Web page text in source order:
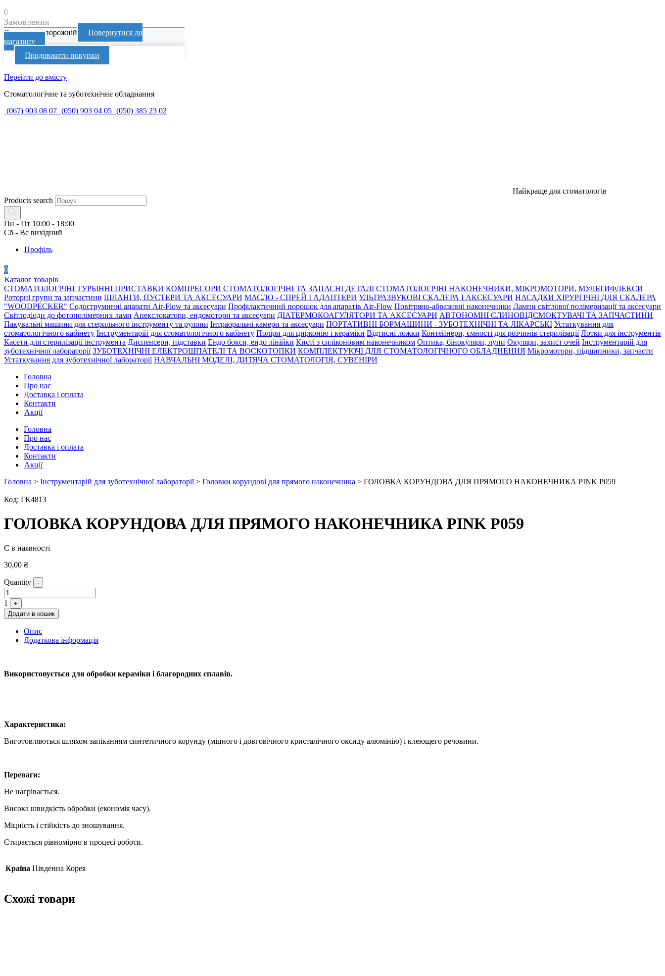
0
Замовлення
Ваш кошик порожній
Повернутися до
магазину
Продовжити покупки
Перейти до вмісту
Стоматологічне та зуботехнічне обладнання
(067) 903 08 07 (050) 903 04 05 (050) 385 23 02
Найкраще для стоматологів
Products search
Пн - Пт 10:00 - 18:00
Сб - Вс вихідний
Профіль
0
Каталог товарів
СТОМАТОЛОГІЧНІ ТУРБІННІ ПРИСТАВКИ КОМПРЕСОРИ СТОМАТОЛОГІЧНІ ТА ЗАПАСНІ ДЕТАЛІ СТОМАТОЛОГІЧНІ НАКОНЕЧНИКИ, МІКРОМОТОРИ, МУЛЬТИФЛЕКСИ
Роторні групи та запчастини ШЛАНГИ, ПУСТЕРИ ТА АКСЕСУАРИ МАСЛО - СПРЕЙ І АДАПТЕРИ УЛЬТРАЗВУКОВІ СКАЛЕРА І АКСЕСУАРИ НАСАДКИ ХІРУРГІЧНІ ДЛЯ СКАЛЕРА
"WOODPECKER" Содоструминні апарати Air-Flow та аксесуари Профілактичний порошок для апаратів Air-Flow Повітряно-абразивні наконечники Лампи світлової полімеризації та аксесуари
Світлодіоди до фотополімерних ламп Апекслокатори, ендомотори та аксесуари ДІАТЕРМОКОАГУЛЯТОРИ ТА АКСЕСУАРИ АВТОНОМНІ СЛИНОВІДСМОКТУВАЧІ ТА ЗАПЧАСТИНИ
Пакувальні машини для стерильного інструменту та рулони Інтраоральні камери та аксесуари ПОРТАТИВНІ БОРМАШИНИ - ЗУБОТЕХНІЧНІ ТА ЛІКАРСЬКІ Устаткування для
стоматологічного кабінету Інструментарій для стоматологічного кабінету Поліри для цирконію і кераміки Відтисні ложки Контейнери, ємності для розчинів стерилізації Лотки для інструментів
Касети для стерилізації інструмента Диспенсери, підставки Ендо бокси, ендо лінійки Кисті з силіконовим наконечником Оптика, бінокуляри, лупи Окуляри, захист очей Інструментарій для
зуботехнічної лабораторії ЗУБОТЕХНІЧНІ ЕЛЕКТРОШПАТЕЛІ ТА ВОСКОТОПКИ КОМПЛЕКТУЮЧІ ДЛЯ СТОМАТОЛОГІЧНОГО ОБЛАДНЕННЯ Мікромотори, підшипники, запчасти
Устаткування для зуботехнічної лабораторії НАВЧАЛЬНІ МОДЕЛІ, ДИТЯЧА СТОМАТОЛОГІЯ, СУВЕНІРИ
Головна
Про нас
Доставка і оплата
Контакти
Акції
Головна
Про нас
Доставка і оплата
Контакти
Акції
Головна > Інструментарій для зуботехнічної лабораторії> Головки корундові для прямого наконечника > ГОЛОВКА КОРУНДОВА ДЛЯ ПРЯМОГО НАКОНЕЧНИКА PINK P059
Код: ГК4813
ГОЛОВКА КОРУНДОВА ДЛЯ ПРЯМОГО НАКОНЕЧНИКА PINK P059
Є в наявності
30,00 ₴
Quantity -
1
+
Додати в кошик
Опис
Додаткова інформація
Використовується для обробки кераміки і благородних сплавів.
Характеристика:
Виготовляються шляхом запіканням синтетичного корунду (міцного і довговічного кристалічного оксиду алюмінію) і клеющего речовини.
Переваги:
Не нагрівається.
Висока швидкість обробки (економія часу).
Міцність і стійкість до зношування.
Стирається рівномірно в процесі роботи.
Країна Південна Корея
Схожі товари